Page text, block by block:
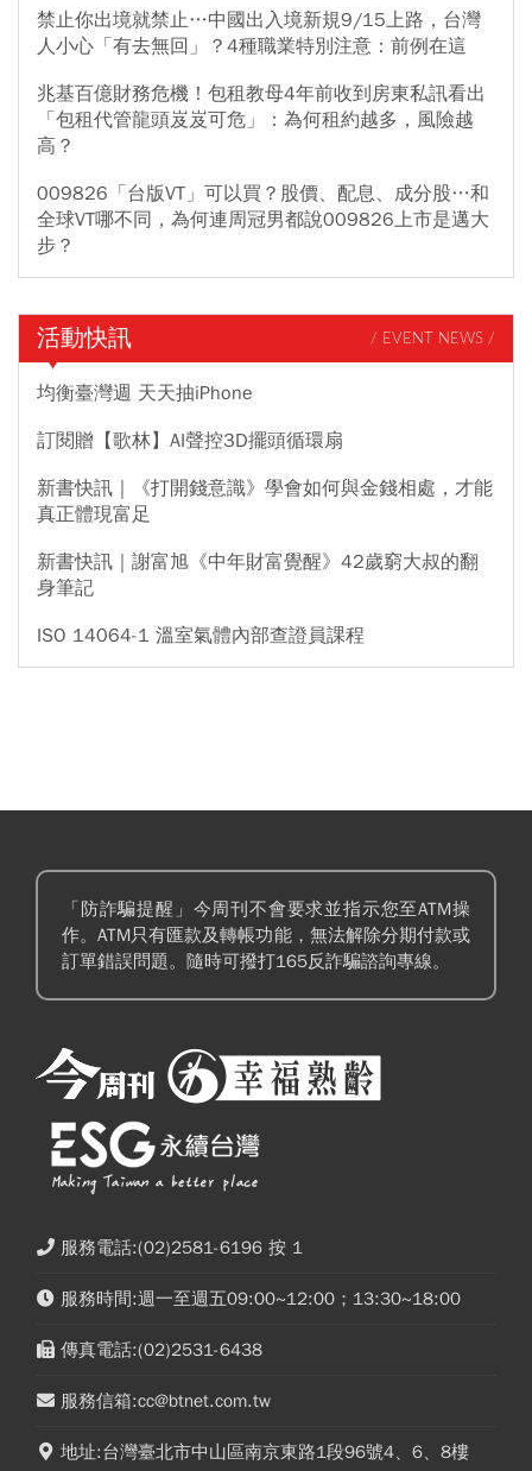
禁止你出境就禁止…中國出入境新規9/15上路，台灣
人小心「有去無回」？4種職業特別注意：前例在這
兆基百億財務危機！包租教母4年前收到房東私訊看出
「包租代管龍頭岌岌可危」：為何租約越多，風險越
高？
009826「台版VT」可以買？股價、配息、成分股…和
全球VT哪不同，為何連周冠男都說009826上市是邁大
步？
活動快訊 / EVENT NEWS /
均衡臺灣週 天天抽iPhone
訂閱贈【歌林】AI聲控3D擺頭循環扇
新書快訊｜《打開錢意識》學會如何與金錢相處，才能
真正體現富足
新書快訊｜謝富旭《中年財富覺醒》42歲窮大叔的翻
身筆記
ISO 14064-1 溫室氣體內部查證員課程
「防詐騙提醒」今周刊不會要求並指示您至ATM操
作。ATM只有匯款及轉帳功能，無法解除分期付款或
訂單錯誤問題。隨時可撥打165反詐騙諮詢專線。
服務電話:(02)2581-6196 按 1
服務時間:週一至週五09:00~12:00；13:30~18:00
傳真電話:(02)2531-6438
服務信箱:cc@btnet.com.tw
地址:台灣臺北市中山區南京東路1段96號4、6、8樓